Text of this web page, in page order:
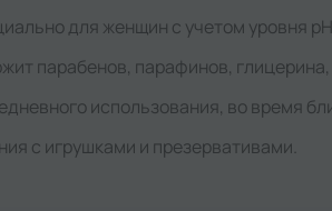
для женщин с учетом уровня
парабенов, парафинов,
использования, во время
с игрушками и презервативами.